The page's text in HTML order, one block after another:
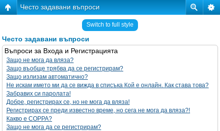
Често задавани въпроси
Switch to full style
Често задавани въпроси
Въпроси за Входа и Регистрацията
Защо не мога да вляза?
Защо въобще трябва да се регистрирам?
Защо излизам автоматично?
Не искам името ми да се вижда в списъка Кой е онлайн. Как става това?
Забравих си паролата!
Добре, регистрирах се, но не мога да вляза!
Регистрирах се преди известно време, но сега не мога да вляза?!
Какво е COPPA?
Защо не мога да се регистрирам?